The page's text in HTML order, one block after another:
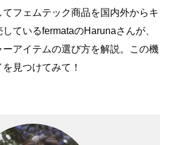
フェムテック商品を国内外からキ
ているfermataのHarunaさんが、
アイテムの選び方を解説。この機
見つけてみて！